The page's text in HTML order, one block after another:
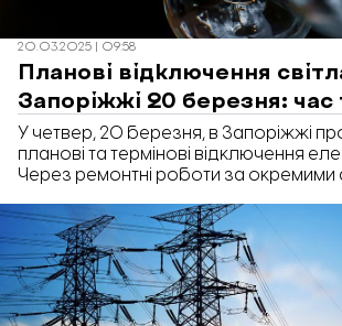
20.03.2025 | 09:58
Планові відключення
Запоріжжі 20 березня: час
У четвер, 20 березня, в Запоріжжі
планові та термінові відключення
Через ремонтні роботи за